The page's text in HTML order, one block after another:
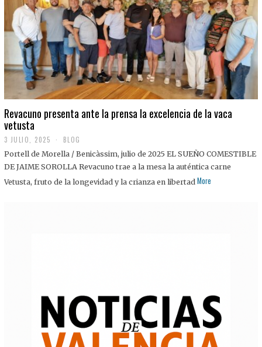
5
Revacuno presenta ante la prensa la excelencia de la vaca
vetusta
3 JULIO, 2025
J
U
I
BLOG
Portell de Morella / Benicàssim, julio de 2025 EL SUEÑO COMESTIBLE
DE JAIME SOROLLA Revacuno trae a la mesa la auténtica carne
Vetusta, fruto de la longevidad y la crianza en libertad More